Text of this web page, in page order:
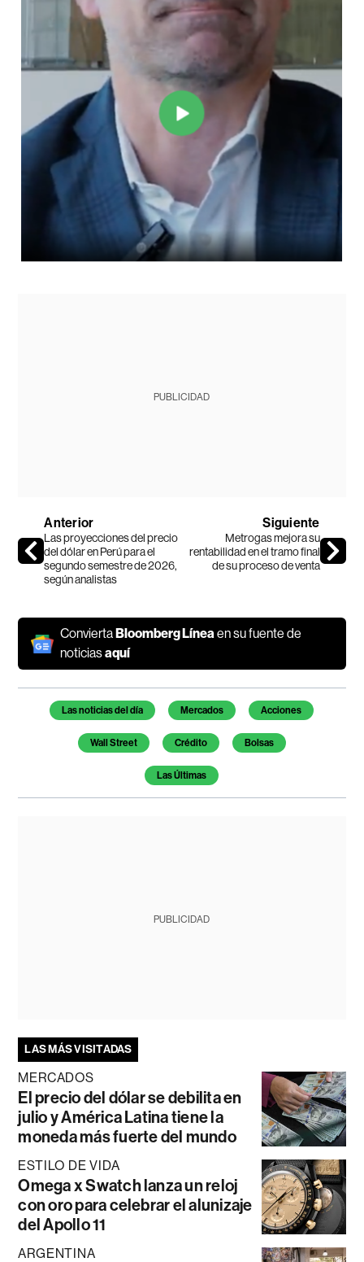
PUBLICIDAD
Anterior
Las proyecciones del precio
del dólar en Perú para el
segundo semestre de 2026,
según analistas
Siguiente
Metrogas mejora su
rentabilidad en el tramo final
de su proceso de venta
Convierta Bloomberg Líneaen su fuente de
noticiasaquí
Temas de este artículo
Las noticias del día Mercados Acciones
Wall Street Crédito Bolsas
Las Últimas
PUBLICIDAD
LAS MÁS VISITADAS
MERCADOS
El precio del dólar se debilita en
julio y América Latina tiene la
moneda más fuerte del mundo
ESTILO DE VIDA
Omega x Swatch lanza un reloj
con oro para celebrar el alunizaje
del Apollo 11
ARGENTINA